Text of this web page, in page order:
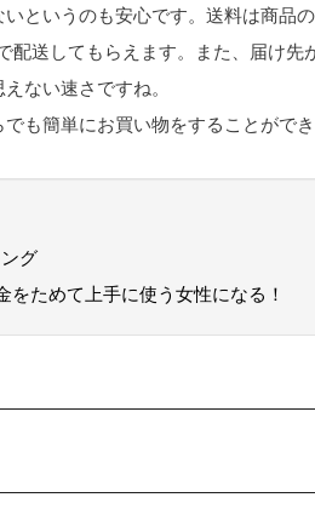
というのも安心です。送料は商品
送してもらえます。また、届け先
ない速さですね。
も簡単にお買い物をすることができ
グ
ためて上手に使う女性になる！